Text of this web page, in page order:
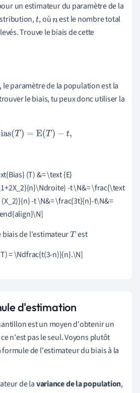
un estimateur du paramètre de la
t, oùnest le nombre total
Trouve le biais de cette
le paramètre de la population est la
le biais, tu peux donc utiliser la
Bias( T)= E(T)−t
(T) &= \text {E}
-t \N&= \frac{\text
-t\N&= \frac{3t}{n}-t\N&=
biais de l'estimateurT est
= \Ndfrac{t(3-n)}{n}.\N]
d'estimation
est un moyen d'obtenir un
n'est pas le seul. Voyons plutôt
de l'estimateur du biais à la
de lavariance de la population,